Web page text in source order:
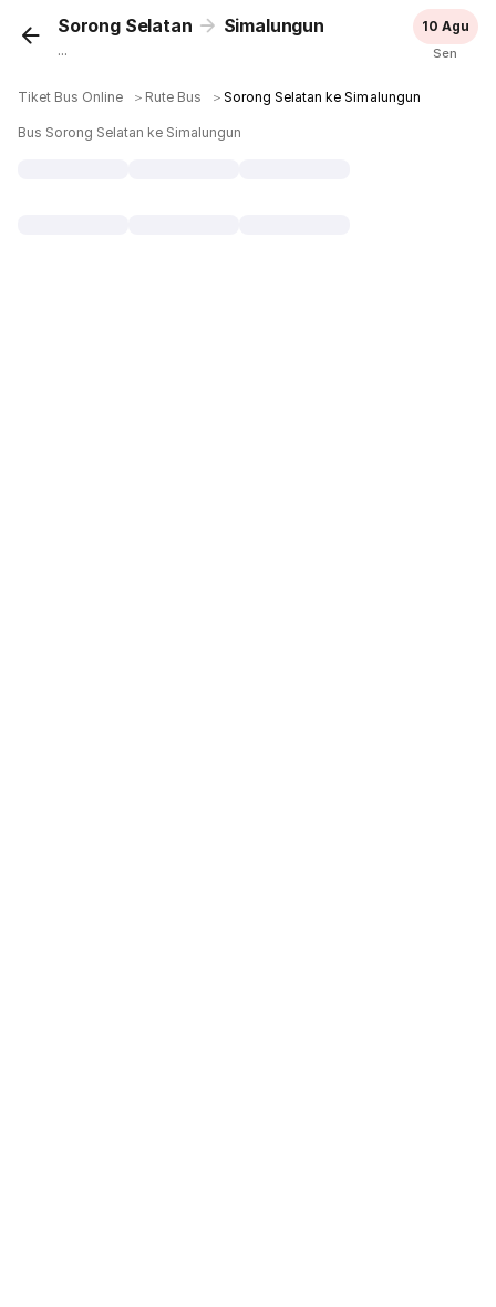
Sorong Selatan Simalungun
...
10 Agu
Sen
Tiket Bus Online ＞ Rute Bus ＞ Sorong Selatan ke Simalungun
Bus Sorong Selatan ke Simalungun